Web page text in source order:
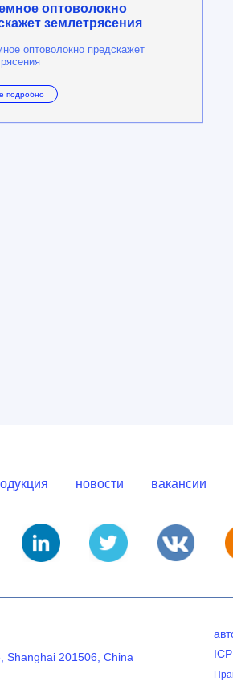
оптоволокно
землетрясения
оптоволокно предскажет
подробно
новости вакансии
Shanghai 201506, China